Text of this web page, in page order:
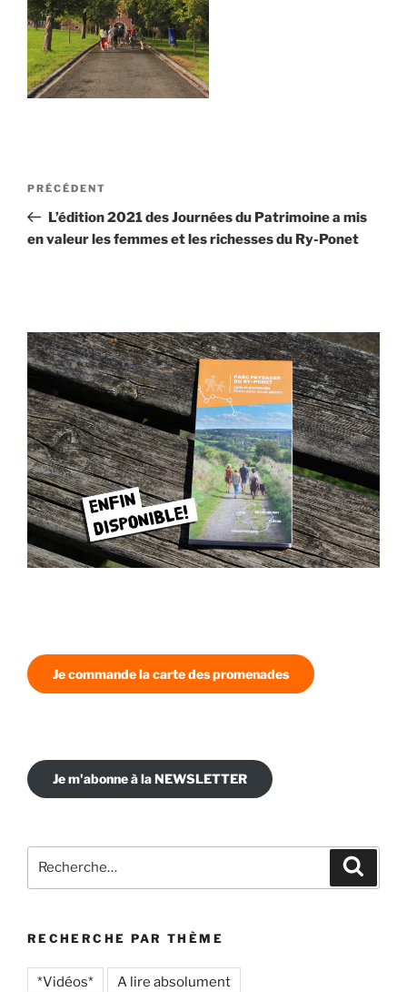
Navigation
l’article
Article
précédent
PRÉCÉDENT
L’édition 2021 des Journées du Patrimoine a mis
en valeur les femmes et les richesses du Ry-Ponet
Je commande la carte des promenades
Je m'abonne à la NEWSLETTER
pour
RECHERCHE PAR THÈME
*Vidéos* A lire absolument